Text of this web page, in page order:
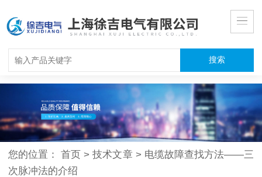
您的位置：首页 > 技术文章 > 电缆故障查找方法――三
次脉冲法的介绍